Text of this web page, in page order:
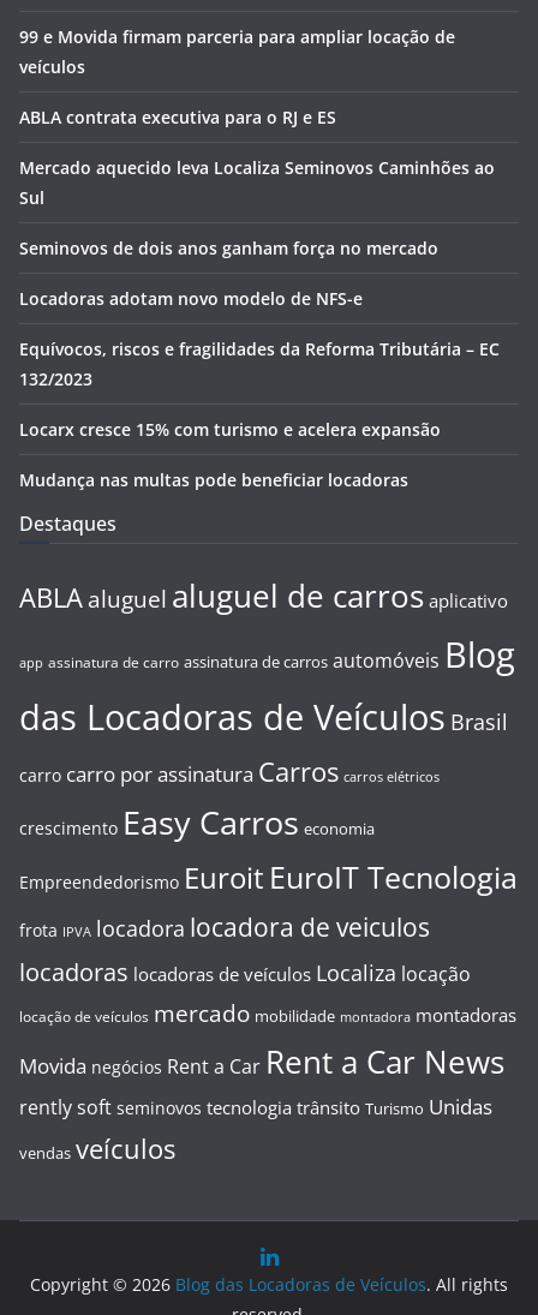
99 e Movida firmam parceria para ampliar locação de
veículos
ABLA contrata executiva para o RJ e ES
Mercado aquecido leva Localiza Seminovos Caminhões ao
Sul
Seminovos de dois anos ganham força no mercado
Locadoras adotam novo modelo de NFS-e
Equívocos, riscos e fragilidades da Reforma Tributária – EC
132/2023
Locarx cresce 15% com turismo e acelera expansão
Mudança nas multas pode beneficiar locadoras
Destaques
ABLA aluguel aluguel de carros aplicativo
app assinatura de carro assinatura de carros automóveis Blog
das Locadoras de Veículos Brasil
carro carro por assinatura Carros carros elétricos
crescimento Easy Carros economia
Empreendedorismo Euroit EuroIT Tecnologia
frota IPVA locadora locadora de veiculos
locadoras locadoras de veículos Localiza locação
locação de veículos mercado mobilidade montadora montadoras
Movida negócios Rent a Car Rent a Car News
rently soft seminovos tecnologia trânsito Turismo Unidas
vendas veículos
Copyright © 2026 Blog das Locadoras de Veículos. All rights